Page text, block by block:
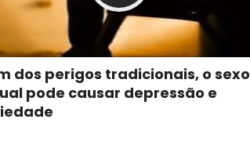
dos perigos tradicionais, o sexo
pode causar depressão e